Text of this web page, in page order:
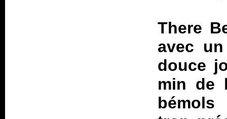
There
avec
douce
min de
bémols